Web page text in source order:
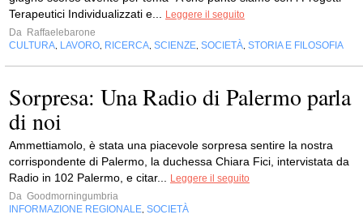
Terapeutici Individualizzati e...
Leggere il seguito
Da Raffaelebarone
CULTURA LAVORO RICERCA SCIENZE SOCIETÀ STORIA E FILOSOFIA
Sorpresa: Una Radio di Palermo parla
di noi
Ammettiamolo, è stata una piacevole sorpresa sentire la nostra
corrispondente di Palermo, la duchessa Chiara Fici, intervistata da
Radio in 102 Palermo, e citar...
Leggere il seguito
Da Goodmorningumbria
INFORMAZIONE REGIONALE SOCIETÀ